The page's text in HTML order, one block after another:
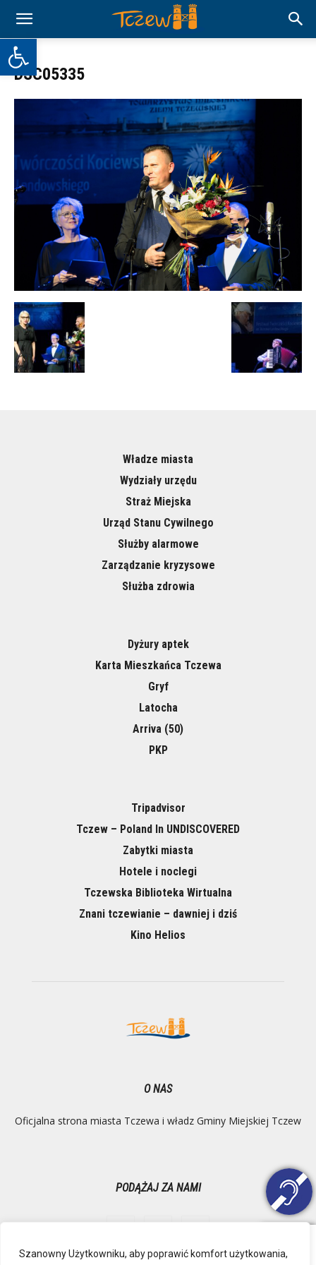
Otwórz pasek narzędzi
Szanowny Użytkowniku, aby poprawić komfort użytkowania,
DSC05335
Władze miasta
Wydziały urzędu
Straż Miejska
Urząd Stanu Cywilnego
Służby alarmowe
Zarządzanie kryzysowe
Służba zdrowia
Dyżury aptek
Karta Mieszkańca Tczewa
Gryf
Latocha
Arriva (50)
PKP
Tripadvisor
Tczew – Poland In UNDISCOVERED
Zabytki miasta
Hotele i noclegi
Tczewska Biblioteka Wirtualna
Znani tczewianie – dawniej i dziś
Kino Helios
O NAS
Oficjalna strona miasta Tczewa i władz Gminy Miejskiej Tczew
PODĄŻAJ ZA NAMI